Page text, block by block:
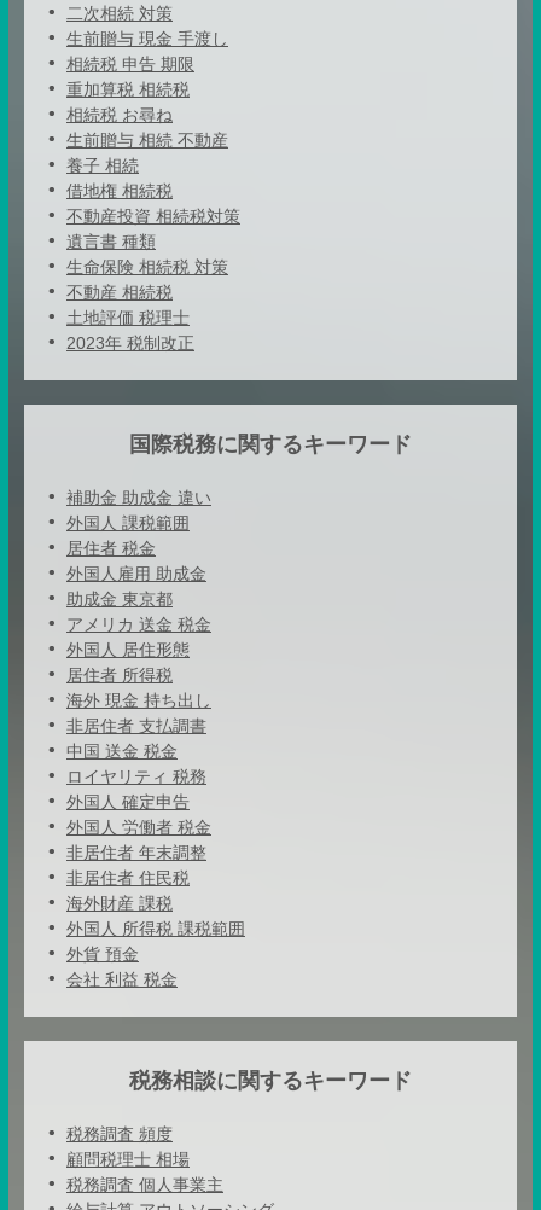
二次相続 対策
生前贈与 現金 手渡し
相続税 申告 期限
重加算税 相続税
相続税 お尋ね
生前贈与 相続 不動産
養子 相続
借地権 相続税
不動産投資 相続税対策
遺言書 種類
生命保険 相続税 対策
不動産 相続税
土地評価 税理士
2023年 税制改正
国際税務に関するキーワード
補助金 助成金 違い
外国人 課税範囲
居住者 税金
外国人雇用 助成金
助成金 東京都
アメリカ 送金 税金
外国人 居住形態
居住者 所得税
海外 現金 持ち出し
非居住者 支払調書
中国 送金 税金
ロイヤリティ 税務
外国人 確定申告
外国人 労働者 税金
非居住者 年末調整
非居住者 住民税
海外財産 課税
外国人 所得税 課税範囲
外貨 預金
会社 利益 税金
税務相談に関するキーワード
税務調査 頻度
顧問税理士 相場
税務調査 個人事業主